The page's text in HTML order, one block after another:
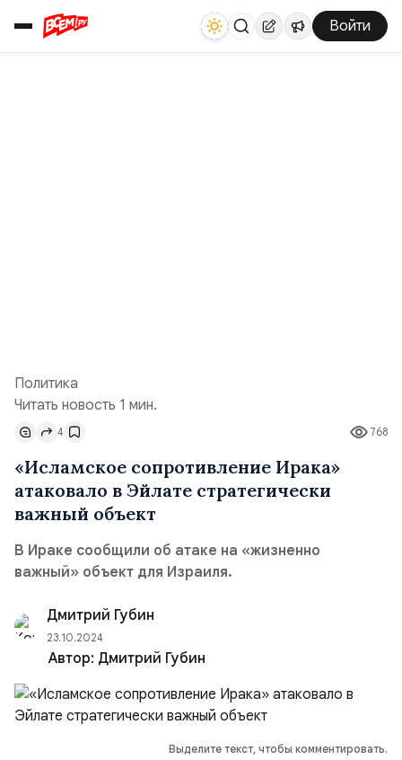
Войти
Политика
Читать новость 1 мин.
768
4
«Исламское сопротивление Ирака»
атаковало в Эйлате стратегически
важный объект
В Ираке сообщили об атаке на «жизненно
важный» объект для Израиля.
Дмитрий Губин
23.10.2024
Автор: Дмитрий Губин
Выделите текст, чтобы комментировать.